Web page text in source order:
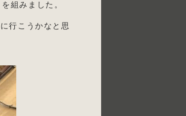
組みました。
行こうかなと思